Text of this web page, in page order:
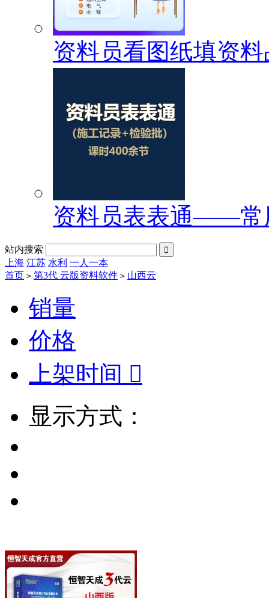
资料员看图纸填资
资料员表表通——常
站内搜索 
上海 江苏 水利 一人一本
首页 > 第3代 云版资料软件 > 山西云
销量
价格
上架时间 
显示方式：